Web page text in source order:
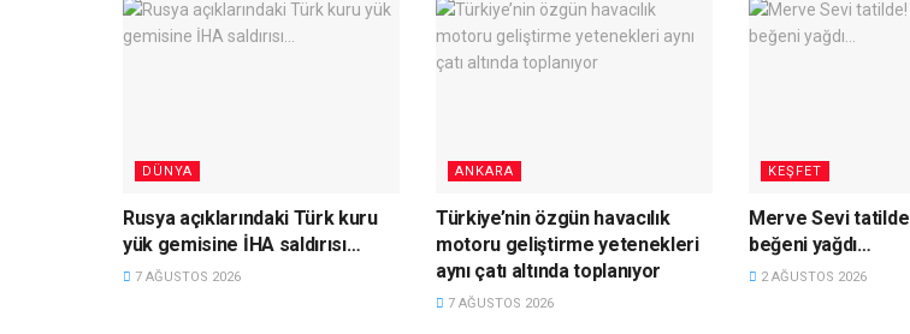
DÜNYA
Rusya açıklarındaki Türk kuru
yük gemisine İHA saldırısı…
7 AĞUSTOS 2026
ANKARA
Türkiye’nin özgün havacılık
motoru geliştirme yetenekleri
aynı çatı altında toplanıyor
7 AĞUSTOS 2026
KEŞFET
Merve Sevi
beğeni yağdı…
2 AĞUSTOS 2026